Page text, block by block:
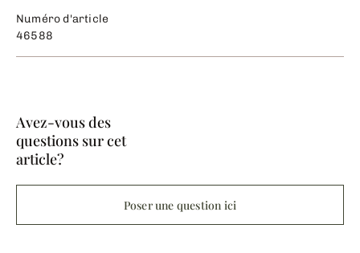
Numéro d'article
46588
Avez-vous des
questions sur cet
article?
Poser une question ici